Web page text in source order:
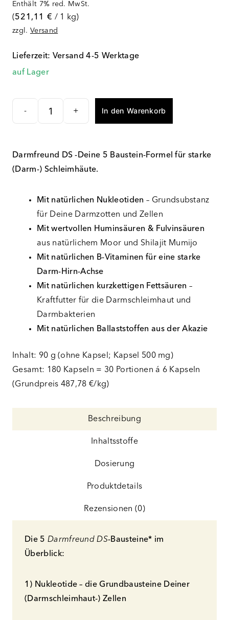
Enthält 7% red. MwSt.
(521,11 € / 1 kg)
zzgl. Versand
Lieferzeit: Versand 4-5 Werktage
auf Lager
-
Darmfreund
+ In den Warenkorb
Darmfreund DS -Deine 5 Baustein-Formel für starke
(Darm-) Schleimhäute.
Mit natürlichen Nukleotiden – Grundsubstanz
für Deine Darmzotten und Zellen
Mit wertvollen Huminsäuren & Fulvinsäuren
aus natürlichem Moor und Shilajit Mumijo
Mit natürlichen B-Vitaminen für eine starke
Darm-Hirn-Achse
Mit natürlichen kurzkettigen Fettsäuren –
Kraftfutter für die Darmschleimhaut und
Darmbakterien
Mit natürlichen Ballaststoffen aus der Akazie
Inhalt: 90 g (ohne Kapsel; Kapsel 500 mg)
Gesamt: 180 Kapseln = 30 Portionen á 6 Kapseln
(Grundpreis 487,78 €/kg)
Beschreibung
Inhaltsstoffe
Dosierung
Produktdetails
Rezensionen (0)
Die 5 Darmfreund DS-Bausteine* im
Überblick:
1) Nukleotide – die Grundbausteine Deiner
(Darmschleimhaut-) Zellen